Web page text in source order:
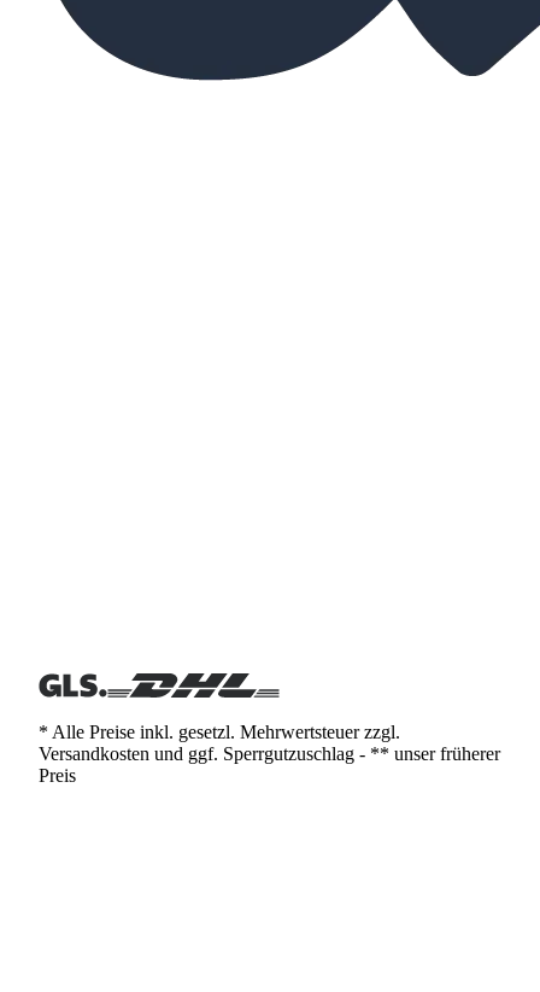
* Alle Preise inkl. gesetzl. Mehrwertsteuer zzgl.
Versandkosten und ggf. Sperrgutzuschlag - ** unser früherer
Preis